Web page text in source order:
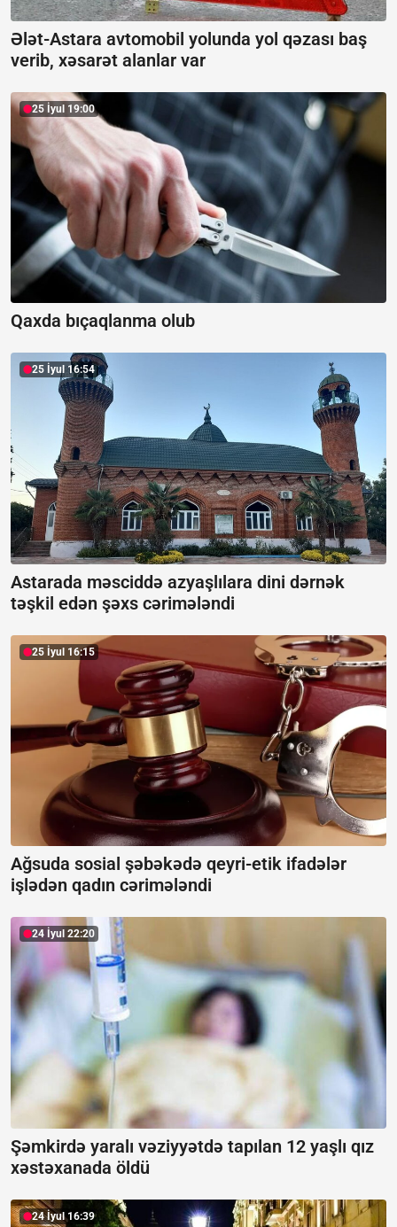
Ələt-Astara avtomobil yolunda yol qəzası baş
verib, xəsarət alanlar var
25 İyul 19:00
Qaxda bıçaqlanma olub
25 İyul 16:54
Astarada məsciddə azyaşlılara dini dərnək
təşkil edən şəxs cərimələndi
25 İyul 16:15
Ağsuda sosial şəbəkədə qeyri-etik ifadələr
işlədən qadın cərimələndi
24 İyul 22:20
Şəmkirdə yaralı vəziyyətdə tapılan 12 yaşlı qız
xəstəxanada öldü
24 İyul 16:39